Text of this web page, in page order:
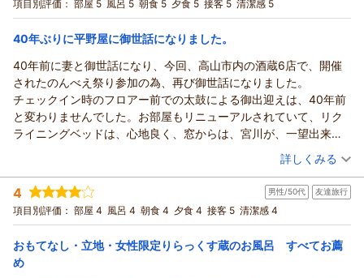
町並みや宮川朝市などへ徒歩でお出かけいただける立地は、私
どもの宿ならではの魅力のひとつです。
女性のお客様はもちろん、すべてのお客様に心地よくお過ごし
いただける宿を目指して努めてまいります。
また季節を変えて飛騨高山へお越しの際は、ぜひ本陣平野屋へ
お立ち寄りくださいませ。スタッフ一同、心よりお待ちしてお
ります。
本陣平野屋がお手伝い♪
和室 朝・夕 朝/個室利用 夕/個室利用
宿泊価格帯： 30,001円以上(大人一人あたり/税込)
本陣平野屋 光風館からの返信
この度は、お父様の喜寿という大切なお祝いのご旅行に、本陣
平野屋をお選びいただき、ありがとうございます。お母様のお
誕生日も重なり、ご家族皆様の大切な思い出づくりのお手伝い
ができましたことを、とても嬉しく思っております。
お料理やスタッフのおもてなしにも温かいお言葉をいただき、
心より感謝申し上げます。
事前のお打ち合わせを通して、ご家族皆さまに安心して当日を
迎えていただき、「予想以上」「大満足の旅行」と感じていた
だけたことが、私どもにとって何よりの喜びでございます。
本陣平野屋では、お誕生日やご長寿のお祝いなど、大切な節目
のご旅行が心に残るひとときとなるよう、お一人おひとりの気
項目別評価： 部屋 5 風呂 5 朝食 5 夕食 5 接客 5 清潔感 5
40年ぶりに平野屋に御世話になりました。
40年前に妻と御世話になり、今回、高山市内の酒蔵6店で、開催
されたのんべえ祭り参加の為、再び御世話になりました。
チェックイン時のフロアー前での太鼓による御出迎えは、40年前
と変わりませんでした。お部屋もリニューアルされていて、リク
ライニングベッドは、心地良く、窓からは、宮川が、一望出来て
快適に過ごす事が出来ました。屋上展望風呂も湯加減も展望も良
く気持ち良かったです。夕飯は、飛騨牛の陶板焼きがメインの和
会席で、5点盛り刺身、つみれ汁、シャケ西京焼き等、どれを食べ
ても絶品で、地元の地酒にも合って美味しくいただかせていただ
きました。
が、最高でした。特に妻が、昼間ののんべえ祭りで普段飲み慣れ
ていないお酒を飲んで体調が悪くなってしまい、途中で夕食の席
（投稿日：2026/05/31）
宿泊時期： 2026年05月宿泊 (夫婦旅行)
投稿者： ひろちゃんさん
宿泊プラン： 【リラぎふ】飛騨牛鉄板焼き付の月替わり会席プラン♪
ツイン 朝・夕 朝/個室利用 夕/個室利用
宿泊価格帯： 29,001～30,000円(大人一人あたり/税込)
詳しくみる
4 男性/50代 友達旅行
項目別評価： 部屋 4 風呂 4 朝食 4 夕食 4 接客 5 清潔感 4
おもてなし・立地・女性限定りらっくす蔵のお風呂 すべてお薦
め